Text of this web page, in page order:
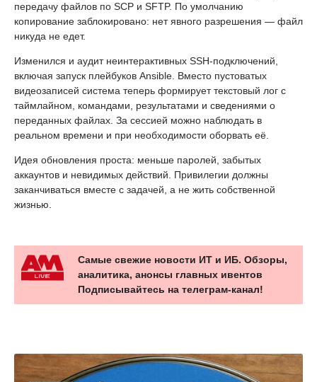
передачу файлов по SCP и SFTP. По умолчанию
копирование заблокировано: нет явного разрешения — файл
никуда не едет.
Изменился и аудит неинтерактивных SSH-подключений,
включая запуск плейбуков Ansible. Вместо пустоватых
видеозаписей система теперь формирует текстовый лог с
таймлайном, командами, результатами и сведениями о
переданных файлах. За сессией можно наблюдать в
реальном времени и при необходимости оборвать её.
Идея обновления проста: меньше паролей, забытых
аккаунтов и невидимых действий. Привилегии должны
заканчиваться вместе с задачей, а не жить собственной
жизнью.
Самые свежие новости ИТ и ИБ. Обзоры,
аналитика, анонсы главных ивентов
Подписывайтесь на телеграм-канал!